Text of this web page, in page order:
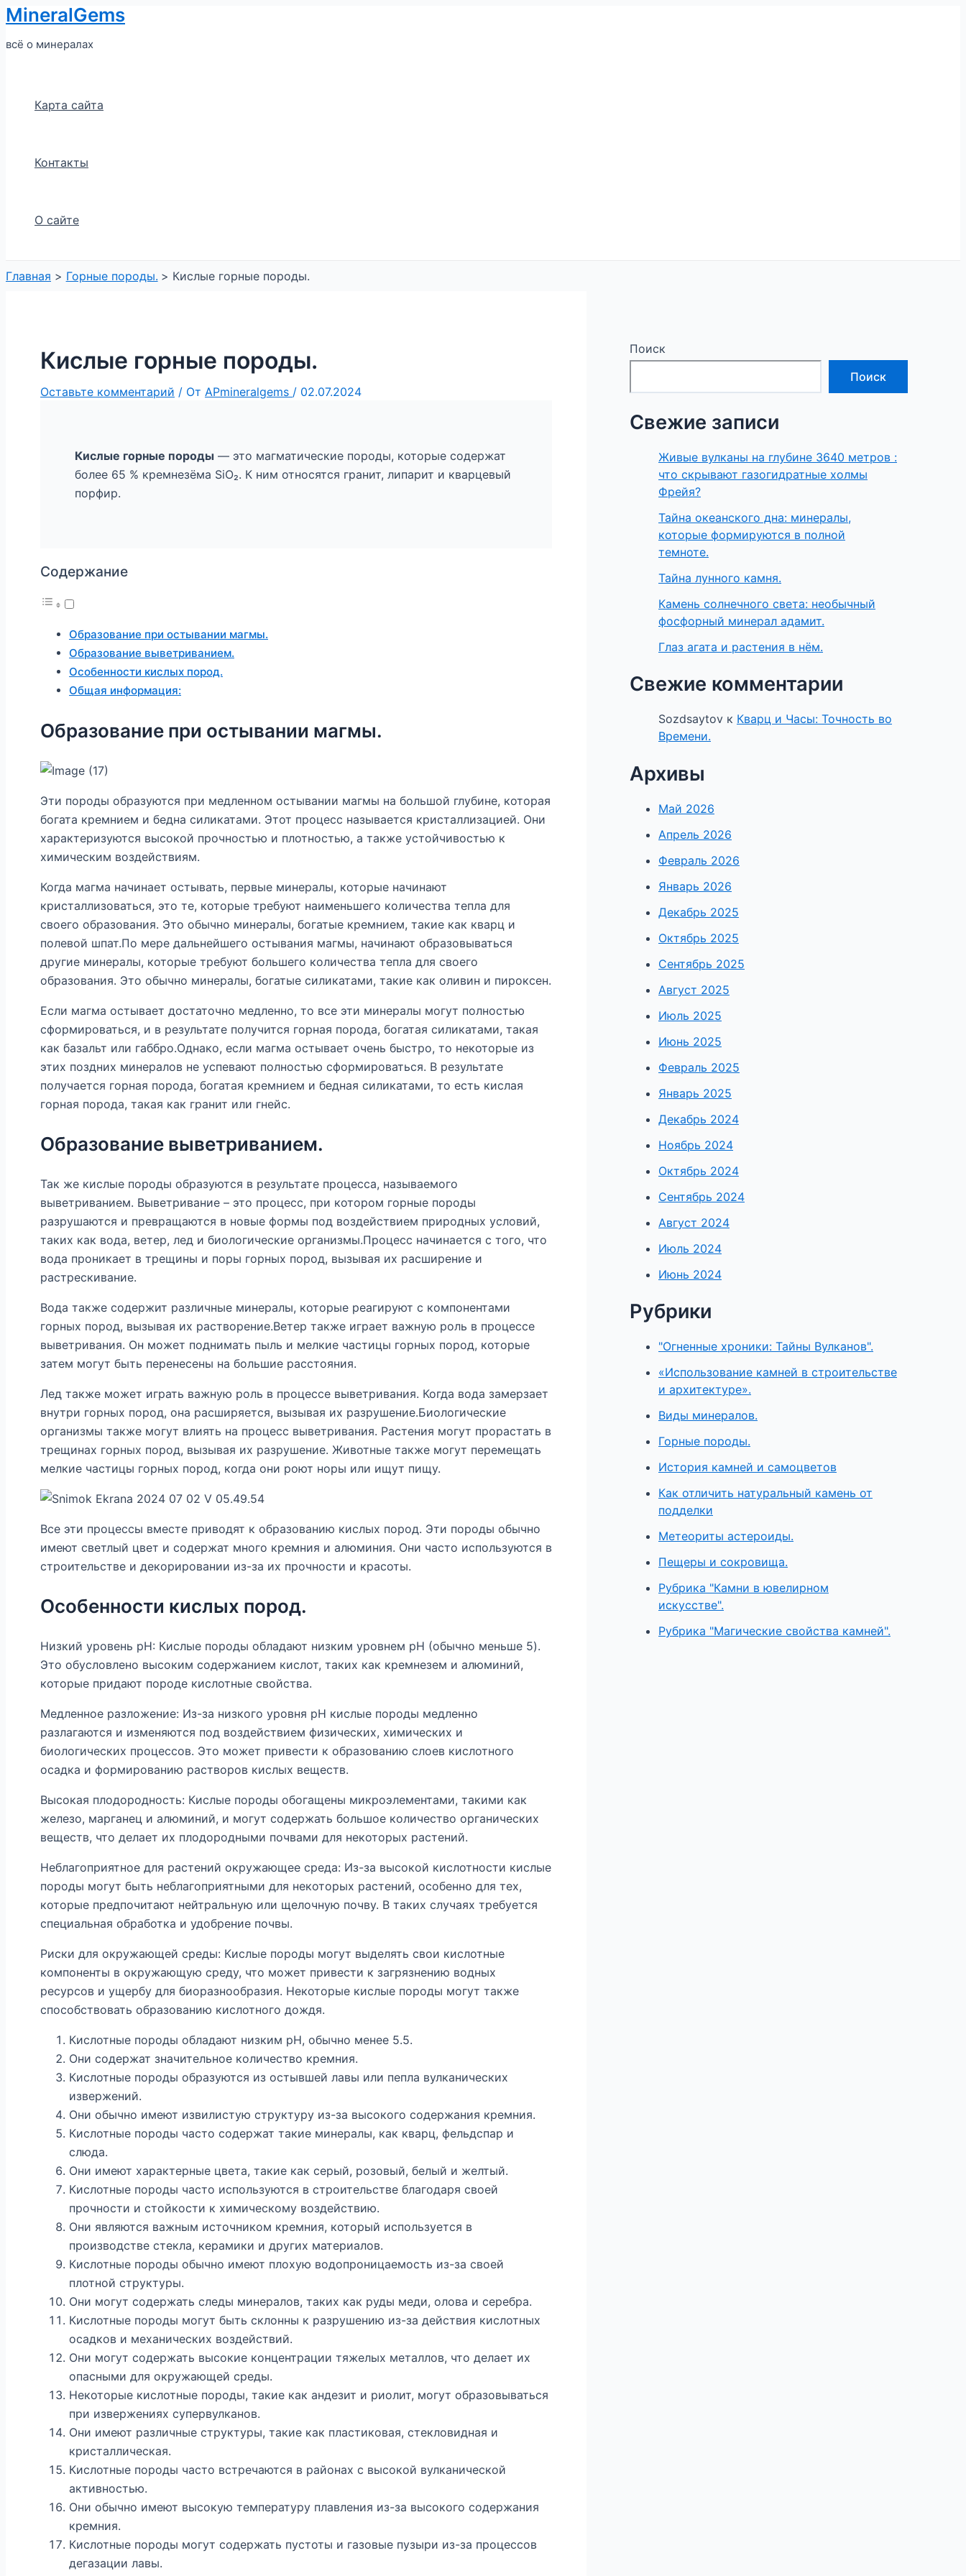
Перейти
содержимому
MineralGems
всё о минералах
Карта сайта
Контакты
О сайте
Главная Горные породы. Кислые горные породы.
Кислые горные породы.
Оставьте комментарий / От APmineralgems / 02.07.2024
Кислые горные породы — это магматические породы, которые содержат
более 65 % кремнезёма SiO₂. К ним относятся гранит, липарит и кварцевый
порфир.
Содержание
Образование при остывании магмы.
Образование выветриванием.
Особенности кислых пород.
Общая информация:
Образование при остывании магмы.
Эти породы образуются при медленном остывании магмы на большой глубине, которая
богата кремнием и бедна силикатами. Этот процесс называется кристаллизацией. Они
характеризуются высокой прочностью и плотностью, а также устойчивостью к
химическим воздействиям.
Когда магма начинает остывать, первые минералы, которые начинают
кристаллизоваться, это те, которые требуют наименьшего количества тепла для
своего образования. Это обычно минералы, богатые кремнием, такие как кварц и
полевой шпат.По мере дальнейшего остывания магмы, начинают образовываться
другие минералы, которые требуют большего количества тепла для своего
образования. Это обычно минералы, богатые силикатами, такие как оливин и пироксен.
Если магма остывает достаточно медленно, то все эти минералы могут полностью
сформироваться, и в результате получится горная порода, богатая силикатами, такая
как базальт или габбро.Однако, если магма остывает очень быстро, то некоторые из
этих поздних минералов не успевают полностью сформироваться. В результате
получается горная порода, богатая кремнием и бедная силикатами, то есть кислая
горная порода, такая как гранит или гнейс.
Образование выветриванием.
Так же кислые породы образуются в результате процесса, называемого
выветриванием. Выветривание – это процесс, при котором горные породы
разрушаются и превращаются в новые формы под воздействием природных условий,
таких как вода, ветер, лед и биологические организмы.Процесс начинается с того, что
вода проникает в трещины и поры горных пород, вызывая их расширение и
растрескивание.
Вода также содержит различные минералы, которые реагируют с компонентами
горных пород, вызывая их растворение.Ветер также играет важную роль в процессе
выветривания. Он может поднимать пыль и мелкие частицы горных пород, которые
затем могут быть перенесены на большие расстояния.
Лед также может играть важную роль в процессе выветривания. Когда вода замерзает
внутри горных пород, она расширяется, вызывая их разрушение.Биологические
организмы также могут влиять на процесс выветривания. Растения могут прорастать в
трещинах горных пород, вызывая их разрушение. Животные также могут перемещать
мелкие частицы горных пород, когда они роют норы или ищут пищу.
Все эти процессы вместе приводят к образованию кислых пород. Эти породы обычно
имеют светлый цвет и содержат много кремния и алюминия. Они часто используются в
строительстве и декорировании из-за их прочности и красоты.
Особенности кислых пород.
Низкий уровень pH: Кислые породы обладают низким уровнем pH (обычно меньше 5).
Это обусловлено высоким содержанием кислот, таких как кремнезем и алюминий,
которые придают породе кислотные свойства.
Медленное разложение: Из-за низкого уровня pH кислые породы медленно
разлагаются и изменяются под воздействием физических, химических и
биологических процессов. Это может привести к образованию слоев кислотного
осадка и формированию растворов кислых веществ.
Высокая плодородность: Кислые породы обогащены микроэлементами, такими как
железо, марганец и алюминий, и могут содержать большое количество органических
веществ, что делает их плодородными почвами для некоторых растений.
Неблагоприятное для растений окружающее среда: Из-за высокой кислотности кислые
породы могут быть неблагоприятными для некоторых растений, особенно для тех,
которые предпочитают нейтральную или щелочную почву. В таких случаях требуется
специальная обработка и удобрение почвы.
Риски для окружающей среды: Кислые породы могут выделять свои кислотные
компоненты в окружающую среду, что может привести к загрязнению водных
ресурсов и ущербу для биоразнообразия. Некоторые кислые породы могут также
способствовать образованию кислотного дождя.
Кислотные породы обладают низким pH, обычно менее 5.5.
Они содержат значительное количество кремния.
Кислотные породы образуются из остывшей лавы или пепла вулканических
извержений.
Они обычно имеют извилистую структуру из-за высокого содержания кремния.
Кислотные породы часто содержат такие минералы, как кварц, фельдспар и
слюда.
Они имеют характерные цвета, такие как серый, розовый, белый и желтый.
Кислотные породы часто используются в строительстве благодаря своей
прочности и стойкости к химическому воздействию.
Они являются важным источником кремния, который используется в
производстве стекла, керамики и других материалов.
Кислотные породы обычно имеют плохую водопроницаемость из-за своей
плотной структуры.
Они могут содержать следы минералов, таких как руды меди, олова и серебра.
Кислотные породы могут быть склонны к разрушению из-за действия кислотных
осадков и механических воздействий.
Они могут содержать высокие концентрации тяжелых металлов, что делает их
опасными для окружающей среды.
Некоторые кислотные породы, такие как андезит и риолит, могут образовываться
при извержениях супервулканов.
Они имеют различные структуры, такие как пластиковая, стекловидная и
кристаллическая.
Кислотные породы часто встречаются в районах с высокой вулканической
активностью.
Они обычно имеют высокую температуру плавления из-за высокого содержания
кремния.
Кислотные породы могут содержать пустоты и газовые пузыри из-за процессов
дегазации лавы.
Поиск
Поиск
Свежие записи
Живые вулканы на глубине 3640 метров :
что скрывают газогидратные холмы
Фрейя?
Тайна океанского дна: минералы,
которые формируются в полной
темноте.
Тайна лунного камня.
Камень солнечного света: необычный
фосфорный минерал адамит.
Глаз агата и растения в нём.
Свежие комментарии
Sozdsaytov к Кварц и Часы: Точность во
Времени.
Архивы
Май 2026
Апрель 2026
Февраль 2026
Январь 2026
Декабрь 2025
Октябрь 2025
Сентябрь 2025
Август 2025
Июль 2025
Июнь 2025
Февраль 2025
Январь 2025
Декабрь 2024
Ноябрь 2024
Октябрь 2024
Сентябрь 2024
Август 2024
Июль 2024
Июнь 2024
Рубрики
"Огненные хроники: Тайны Вулканов".
«Использование камней в строительстве
и архитектуре».
Виды минералов.
Горные породы.
История камней и самоцветов
Как отличить натуральный камень от
подделки
Метеориты астероиды.
Пещеры и сокровища.
Рубрика "Камни в ювелирном
искусстве".
Рубрика "Магические свойства камней".